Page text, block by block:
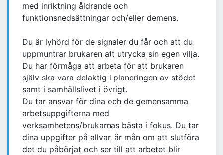
med inriktning åldrande och
funktionsnedsättningar och/eller demens.
Du är lyhörd för de signaler du får och att du
uppmuntrar brukaren att utrycka sin egen vilja.
Du har förmåga att arbeta för att brukaren
själv ska vara delaktig i planeringen av stödet
samt i samhällslivet i övrigt.
Du tar ansvar för dina och de gemensamma
arbetsuppgifterna med
verksamhetens/brukarnas bästa i fokus. Du tar
dina uppgifter på allvar, är mån om att slutföra
det du påbörjat och ser till att arbetet blir